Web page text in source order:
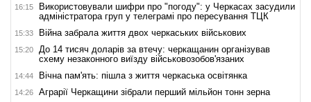
16:15
Використовували шифри про "погоду": у Черкасах засудили
адміністратора груп у телеграмі про пересування ТЦК
15:33 Війна забрала життя двох черкаських військових
15:20
До 14 тисяч доларів за втечу: черкащанин організував
схему незаконного виїзду військовозобов'язаних
14:44 Вічна пам'ять: пішла з життя черкаська освітянка
14:26 Аграрії Черкащини зібрали перший мільйон тонн зерна